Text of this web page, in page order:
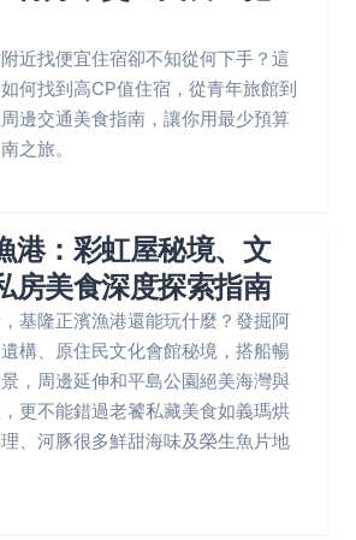
近找便宜住宿卻不知從何下手？這
何找到高CP值住宿，從青年旅館到
邊交通美食指南，讓你用最少預算
之旅。
港：彩虹屋秘境、文
房美食深度探索指南
基隆正濱漁港還能玩什麼？發掘阿
構、原住民文化會館秘境，搭船暢
，周邊延伸和平島公園絕美海灣與
更不能錯過老饕私藏美食如義瑪烘
、河豚很多鮮甜海味及榮生魚片地